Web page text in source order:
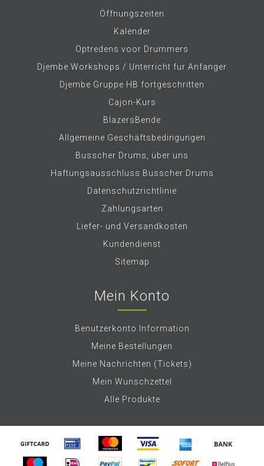
Öffnungszeiten
Kalender
Optredens voor Drummers
Djembe Workshops / Unterricht fur Anfanger
Djembe Gruppe HB fortgeschritten
Cajon-Kurs
BlazersBende
Allgemeine Geschäftsbedingungen
Busscher Drums, über uns
Haftungsausschluss Busscher Drums
Datenschutzrichtlinie
Zahlungsarten
Liefer- und Versandkosten
Kundendienst
Sitemap
Mein Konto
Benutzerkonto Information
Meine Bestellungen
Meine Nachrichten (Tickets)
Mein Wunschzettel
Alle Produkte